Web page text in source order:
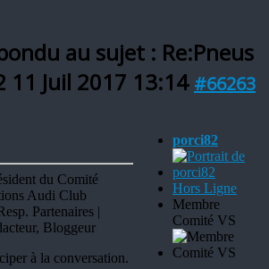
au sujet : Re:Pneus
11 Juil 2017 13:14 #66263
du Comité
Audi Club
Partenaires |
Bloggeur
à la conversation.
porci82
Hors Ligne
Membre
Comité VS